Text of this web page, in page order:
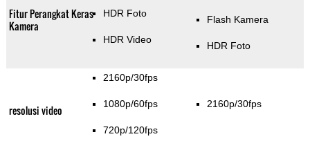
Fitur Perangkat Keras
Kamera
HDR Foto
HDR Video
Flash Kamera
HDR Foto
resolusi video
2160p/30fps
1080p/60fps
720p/120fps
2160p/30fps